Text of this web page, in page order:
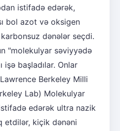
istifadə edərək,
bol azot və oksigen
dənələr seçdi.
"molekulyar səviyyədə
işə başladılar. Onlar
Berkeley Milli
Lab) Molekulyar
edərək ultra nazik
etdilər, kiçik dənəni